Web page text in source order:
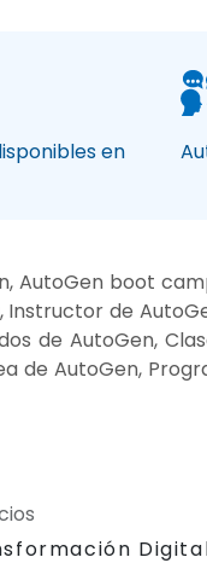
en
AutoGen boot
de
de AutoGen,
de AutoGen,